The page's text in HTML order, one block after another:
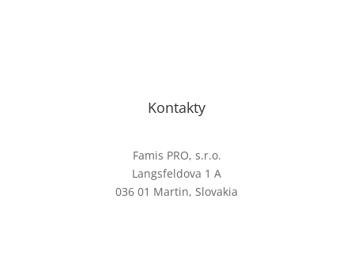
Kontakty
Famis PRO, s.r.o.
Langsfeldova 1 A
036 01 Martin, Slovakia